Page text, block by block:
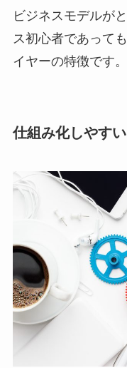
ビジネスモデルが
ス初心者であって
イヤーの特徴です。
仕組み化しやすい